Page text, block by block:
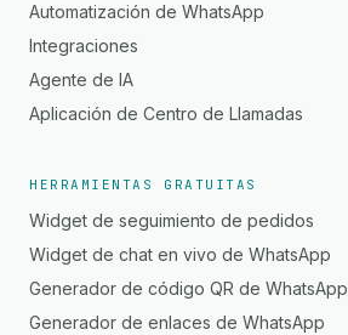
Automatización de WhatsApp
Integraciones
Agente de IA
Aplicación de Centro de Llamadas
HERRAMIENTAS GRATUITAS
Widget de seguimiento de pedidos
Widget de chat en vivo de WhatsApp
Generador de código QR de WhatsApp
Generador de enlaces de WhatsApp